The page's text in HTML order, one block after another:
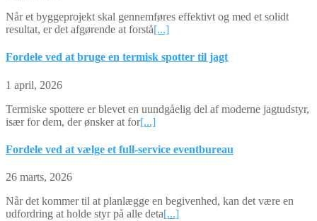
Når et byggeprojekt skal gennemføres effektivt og med et solidt
resultat, er det afgørende at forstå[...]
Fordele ved at bruge en termisk spotter til jagt
1 april, 2026
Termiske spottere er blevet en uundgåelig del af moderne jagtudstyr,
især for dem, der ønsker at for[...]
Fordele ved at vælge et full-service eventbureau
26 marts, 2026
Når det kommer til at planlægge en begivenhed, kan det være en
udfordring at holde styr på alle deta[...]